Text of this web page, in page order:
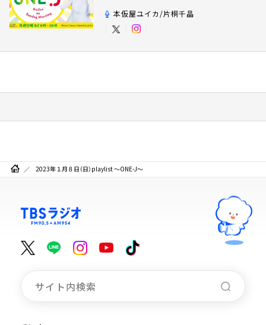
本仮屋ユイカ/片桐千晶
2023年１月８日（日）playlist ～ONE-J～